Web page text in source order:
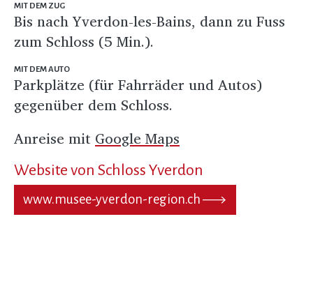
MIT DEM ZUG
Bis nach Yverdon-les-Bains, dann zu Fuss
zum Schloss (5 Min.).
MIT DEM AUTO
Parkplätze (für Fahrräder und Autos)
gegenüber dem Schloss.
Anreise mit Google Maps
Website von Schloss Yverdon
www.musee-yverdon-region.ch